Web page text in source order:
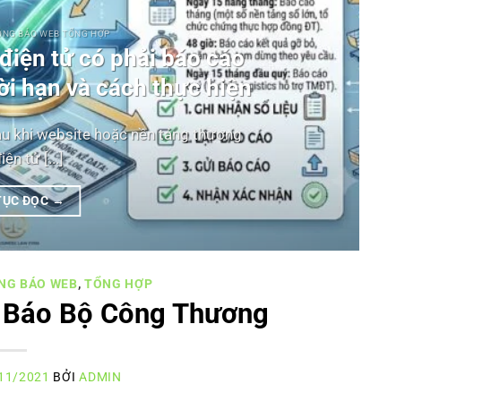
BÁO WEB TỔNG HỢP
tử có phải báo cáo
hạn và cách thực hiện
khi website hoặc nền tảng thương
tử [...]
ĐỌC→
BÁO WEB,TỔNG HỢP
Bộ Công Thương
2021 BỞIADMIN